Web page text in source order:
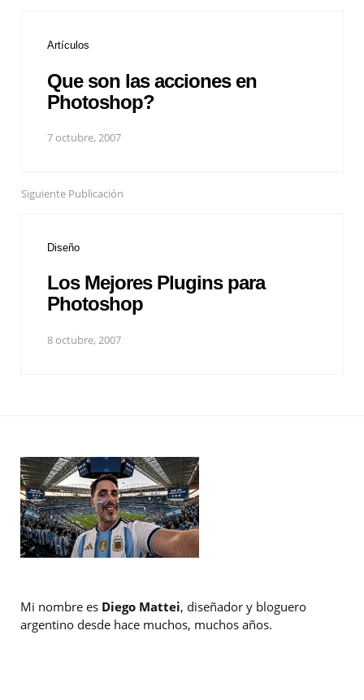
Artículos
Que son las acciones en
Photoshop?
7 octubre, 2007
Siguiente Publicación
Diseño
Los Mejores Plugins para
Photoshop
8 octubre, 2007
Mi nombre es Diego Mattei, diseñador y bloguero
argentino desde hace muchos, muchos años.